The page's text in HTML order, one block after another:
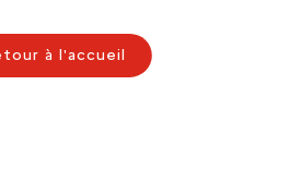
à l'accueil